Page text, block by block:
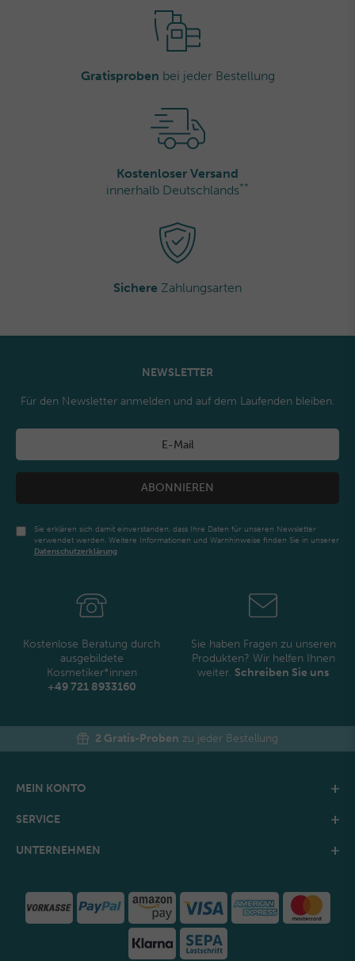
Gratisproben bei jeder Bestellung
Kostenloser Versand
innerhalb Deutschlands**
Sichere Zahlungsarten
NEWSLETTER
Für den Newsletter anmelden und auf dem Laufenden bleiben.
ABONNIEREN
Sie erklären sich damit einverstanden, dass Ihre Daten für unseren Newsletter
verwendet werden. Weitere Informationen und Warnhinweise finden Sie in unserer
Daten­schutz­erklärung
Kostenlose Beratung durch
ausgebildete
Kosmetiker*innen
+49 721 8933160
Sie haben Fragen zu unseren
Produkten? Wir helfen Ihnen
weiter. Schreiben Sie uns
2 Gratis-Proben zu jeder Bestellung
MEIN KONTO
SERVICE
UNTERNEHMEN